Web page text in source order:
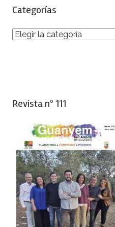
Categorías
Categorías
Revista nº 111